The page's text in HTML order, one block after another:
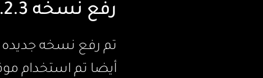
رفع نسخه 11.2.3 من macOS Big Sur
تم رفع نسخه جديده
أيضا تم استخدام